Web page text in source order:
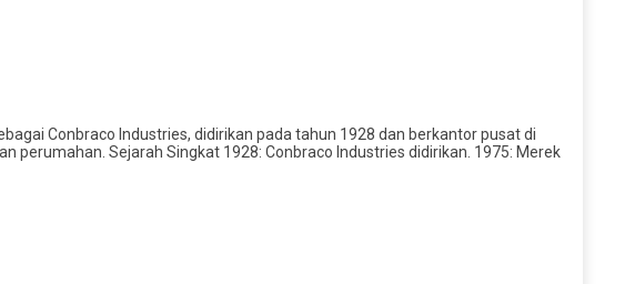
Conbraco Industries, didirikan pada tahun 1928 dan berkantor pusat di
perumahan. Sejarah Singkat 1928: Conbraco Industries didirikan. 1975: Merek